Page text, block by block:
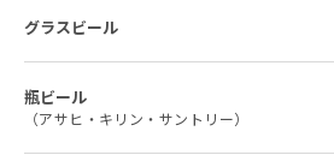
グラスビール
瓶ビール
（アサヒ・キリン・サントリー）